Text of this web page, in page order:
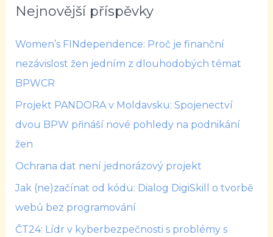
Nejnovější příspěvky
Women’s FINdependence: Proč je finanční
nezávislost žen jedním z dlouhodobých témat
BPWCR
Projekt PANDORA v Moldavsku: Spojenectví
dvou BPW přináší nové pohledy na podnikání
žen
Ochrana dat není jednorázový projekt
Jak (ne)začínat od kódu: Dialog DigiSkill o tvorbě
webů bez programování
ČT24: Lídr v kyberbezpečnosti s problémy s